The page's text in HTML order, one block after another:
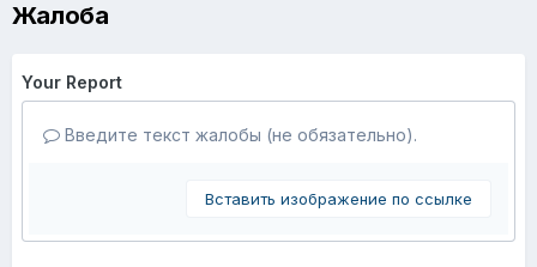
Жалоба
Your Report
Введите текст жалобы (не обязательно).
Вставить изображение по ссылке